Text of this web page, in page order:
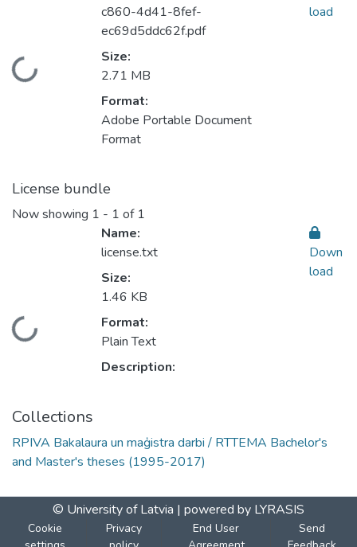
Loading...
c860-4d41-8fef-
ec69d5ddc62f.pdf
Size:
2.71 MB
Format:
Adobe Portable Document
Format
load
License bundle
Now showing 1 - 1 of 1
Loading...
Name:
license.txt
Size:
1.46 KB
Format:
Plain Text
Description:
Down
load
Collections
RPIVA Bakalaura un maģistra darbi / RTTEMA Bachelor's
and Master's theses (1995-2017)
© University of Latvia | powered by LYRASIS
Cookie
Privacy
End User
Send